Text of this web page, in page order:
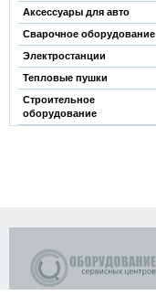
Аксессуары для авто
Сварочное оборудование
Электростанции
Тепловые пушки
Строительное
оборудование